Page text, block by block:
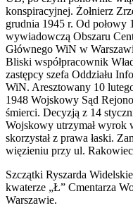
konspiracyjnej. Żołnierz
grudnia 1945 r. Od połowy
wywiadowczą Obszaru
Głównego WiN w
Bliski współpracownik
zastępcy szefa Oddziału
WiN. Aresztowany 10
1948 Wojskowy Sąd
śmierci. Decyzją z 14
Wojskowy utrzymał wyrok
skorzystał z prawa łaski.
więzieniu przy ul.
Szczątki Ryszarda
kwaterze „Ł” Cmentarza
Warszawie.